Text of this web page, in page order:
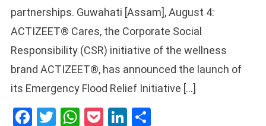
partnerships. Guwahati [Assam], August 4:
ACTIZEET® Cares, the Corporate Social
Responsibility (CSR) initiative of the wellness
brand ACTIZEET®, has announced the launch of
its Emergency Flood Relief Initiative […]
Facebook
Twitter
WhatsApp
PocketLinkedIn